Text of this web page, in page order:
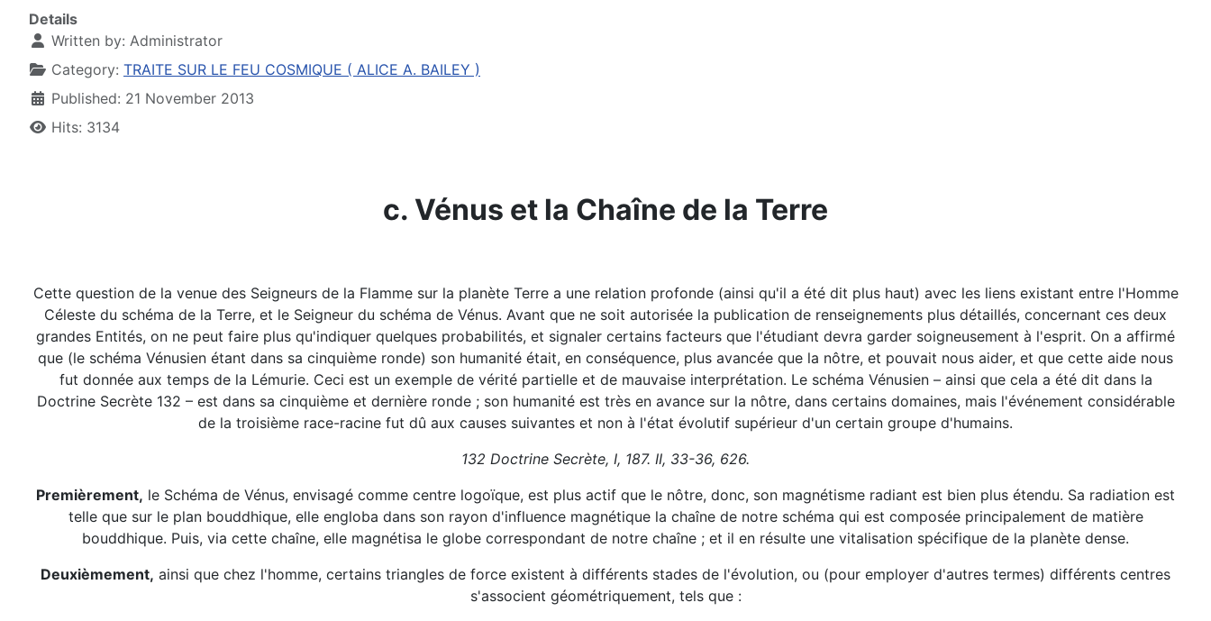
Details
Written by: Administrator
Category: TRAITE SUR LE FEU COSMIQUE ( ALICE A. BAILEY )
Published: 21 November 2013
Hits: 3134
c. Vénus et la Chaîne de la Terre
Cette question de la venue des Seigneurs de la Flamme sur la planète Terre a une relation profonde (ainsi qu'il a été dit plus haut) avec les liens existant entre l'Homme
Céleste du schéma de la Terre, et le Seigneur du schéma de Vénus. Avant que ne soit autorisée la publication de renseignements plus détaillés, concernant ces deux
grandes Entités, on ne peut faire plus qu'indiquer quelques probabilités, et signaler certains facteurs que l'étudiant devra garder soigneusement à l'esprit. On a affirmé
que (le schéma Vénusien étant dans sa cinquième ronde) son humanité était, en conséquence, plus avancée que la nôtre, et pouvait nous aider, et que cette aide nous
fut donnée aux temps de la Lémurie. Ceci est un exemple de vérité partielle et de mauvaise interprétation. Le schéma Vénusien – ainsi que cela a été dit dans la
Doctrine Secrète 132 – est dans sa cinquième et dernière ronde ; son humanité est très en avance sur la nôtre, dans certains domaines, mais l'événement considérable
de la troisième race-racine fut dû aux causes suivantes et non à l'état évolutif supérieur d'un certain groupe d'humains.
132 Doctrine Secrète, I, 187. II, 33-36, 626.
Premièrement, le Schéma de Vénus, envisagé comme centre logoïque, est plus actif que le nôtre, donc, son magnétisme radiant est bien plus étendu. Sa radiation est
telle que sur le plan bouddhique, elle engloba dans son rayon d'influence magnétique la chaîne de notre schéma qui est composée principalement de matière
bouddhique. Puis, via cette chaîne, elle magnétisa le globe correspondant de notre chaîne ; et il en résulte une vitalisation spécifique de la planète dense.
Deuxièmement, ainsi que chez l'homme, certains triangles de force existent à différents stades de l'évolution, ou (pour employer d'autres termes) différents centres
s'associent géométriquement, tels que :